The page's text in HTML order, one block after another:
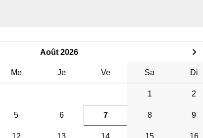
Août 2026
Me Je Ve Sa Di
1 2
5 6 7 8 9
12 13 14 15 16